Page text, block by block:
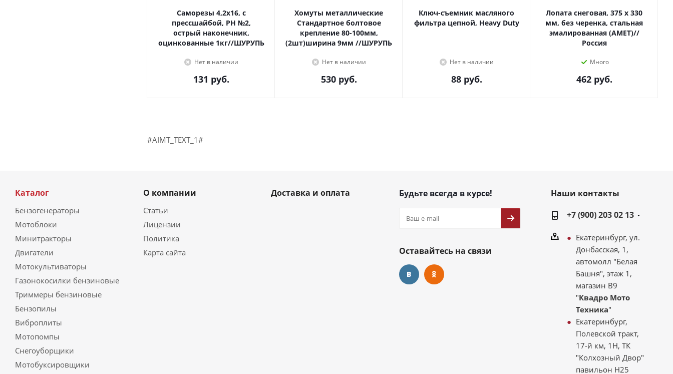
Саморезы 4,2х16, с
прессшайбой, PH №2,
острый наконечник,
оцинкованные 1кг//ШУРУПЬ
Нет в наличии
131 руб.
Хомуты металлические
Стандартное болтовое
крепление 80-100мм,
(2шт)ширина 9мм //ШУРУПЬ
Нет в наличии
530руб.
Ключ-съемник масляного
фильтра цепной, Heavy Duty
Нет в наличии
88руб.
Лопата снеговая, 375 х 330
мм, без черенка, стальная
эмалированная (АМЕТ)//
Россия
Много
462руб.
#AIMT_TEXT_1#
Каталог
Бензогенераторы
Мотоблоки
Минитракторы
Двигатели
Мотокультиваторы
Газонокосилки бензиновые
Триммеры бензиновые
Бензопилы
Виброплиты
Мотопомпы
Снегоуборщики
Мотобуксировщики
О компании
Статьи
Лицензии
Политика
Карта сайта
Доставка и оплата Будьте всегда в курсе!
Оставайтесь на связи
Наши контакты
+7 (900) 203 02 13
Екатеринбург, ул.
Донбасская, 1,
автомолл "Белая
Башня", этаж 1,
магазин В9
"Квадро Мото
Техника"
Екатеринбург,
Полевской тракт,
17-й км, 1Н, ТК
"Колхозный Двор"
павильон Н25